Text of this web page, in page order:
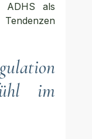
ADHS als
im